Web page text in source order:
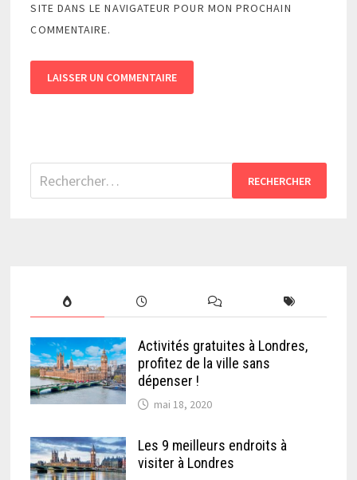
SITE DANS LE NAVIGATEUR POUR MON PROCHAIN
COMMENTAIRE.
Rechercher :
Activités gratuites à Londres,
profitez de la ville sans
dépenser !
mai 18, 2020
Les 9 meilleurs endroits à
visiter à Londres